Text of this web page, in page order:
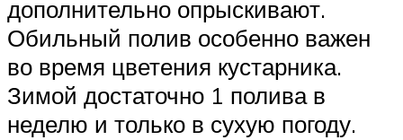
дополнительно опрыскивают.
Обильный полив особенно важен
во время цветения кустарника.
Зимой достаточно 1 полива в
неделю и только в сухую погоду.